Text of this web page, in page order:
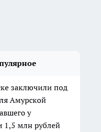
заключили под
Амурской
у
1,5 млн рублей